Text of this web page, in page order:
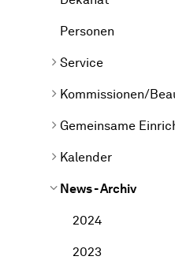
Personen
Service
Kommissionen/
Gemeinsame
Kalender
News - Archiv
2024
2023